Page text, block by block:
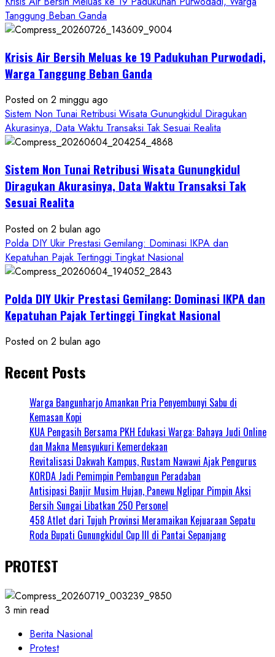
Wartawan
Tanggung Beban Ganda
Krisis Air Bersih Meluas ke 19 Padukuhan Purwodadi,
Warga Tanggung Beban Ganda
Posted on 2 minggu ago
Sistem Non Tunai Retribusi Wisata Gunungkidul Diragukan
Akurasinya, Data Waktu Transaksi Tak Sesuai Realita
Sistem Non Tunai Retribusi Wisata Gunungkidul
Diragukan Akurasinya, Data Waktu Transaksi Tak
Sesuai Realita
Posted on 2 bulan ago
Polda DIY Ukir Prestasi Gemilang: Dominasi IKPA dan
Kepatuhan Pajak Tertinggi Tingkat Nasional
Polda DIY Ukir Prestasi Gemilang: Dominasi IKPA dan
Kepatuhan Pajak Tertinggi Tingkat Nasional
Posted on 2 bulan ago
Recent Posts
Warga Bangunharjo Amankan Pria Penyembunyi Sabu di
Kemasan Kopi
KUA Pengasih Bersama PKH Edukasi Warga: Bahaya Judi Online
dan Makna Mensyukuri Kemerdekaan
Revitalisasi Dakwah Kampus, Rustam Nawawi Ajak Pengurus
KORDA Jadi Pemimpin Pembangun Peradaban
Antisipasi Banjir Musim Hujan, Panewu Nglipar Pimpin Aksi
Bersih Sungai Libatkan 250 Personel
458 Atlet dari Tujuh Provinsi Meramaikan Kejuaraan Sepatu
Roda Bupati Gunungkidul Cup III di Pantai Sepanjang
PROTEST
3 min read
Berita Nasional
Protest